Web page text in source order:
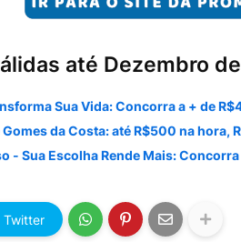
até Dezembro
Sua Vida: Concorra a + de
da Costa: até R$500 na hora,
- Sua Escolha Rende Mais:
Twitter